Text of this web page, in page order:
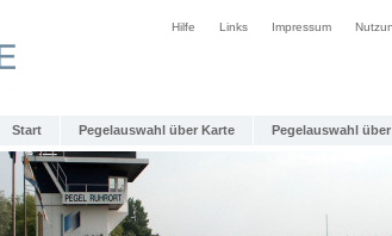
Hilfe Links Impressum
Start Pegelauswahl über Karte Pegelauswahl